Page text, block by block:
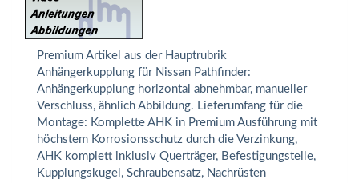
Premium Artikel aus der Hauptrubrik
Anhängerkupplung für Nissan Pathfinder:
Anhängerkupplung horizontal abnehmbar, manueller
Verschluss, ähnlich Abbildung. Lieferumfang für die
Montage: Komplette AHK in Premium Ausführung mit
höchstem Korrosionsschutz durch die Verzinkung,
AHK komplett inklusiv Querträger, Befestigungsteile,
Kupplungskugel, Schraubensatz, Nachrüsten